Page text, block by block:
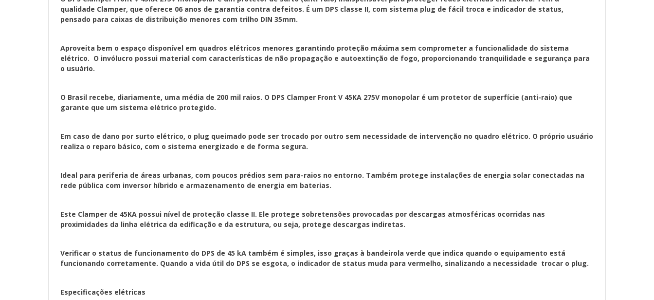
Clamper Front V 45KA 275V monopolar é um protetor de superfície
trocado por outro sem necessidade de intervenção no quadro
elétrico. O próprio usuário realiza o reparo básico, com o sistema
Ideal para periferia de áreas urbanas, com poucos prédios sem
para-raios no entorno. Também protege instalações de energia
seja, protege descargas indiretas.
equipamento está funcionando corretamente. Quando a vida útil do
DPS se esgota, o indicador de status muda para vermelho,
Especificações elétricas
Garantia: 06 anos contra defeitos
qualidade Clamper, que oferece 06 anos de garantia contra defeitos. É um DPS classe II, com sistema plug de fácil troca e indicador de status,
pensado para caixas de distribuição menores com trilho DIN 35mm.
Aproveita bem o espaço disponível em quadros elétricos menores garantindo proteção máxima sem comprometer a funcionalidade do sistema
elétrico. O invólucro possui material com características de não propagação e autoextinção de fogo, proporcionando tranquilidade e segurança para
o usuário.
O Brasil recebe, diariamente, uma média de 200 mil raios. O DPS Clamper Front V 45KA 275V monopolar é um protetor de superfície (anti-raio) que
garante que um sistema elétrico protegido.
Em caso de dano por surto elétrico, o plug queimado pode ser trocado por outro sem necessidade de intervenção no quadro elétrico. O próprio usuário
realiza o reparo básico, com o sistema energizado e de forma segura.
Ideal para periferia de áreas urbanas, com poucos prédios sem para-raios no entorno. Também protege instalações de energia solar conectadas na
rede pública com inversor híbrido e armazenamento de energia em baterias.
Este Clamper de 45KA possui nível de proteção classe II. Ele protege sobretensões provocadas por descargas atmosféricas ocorridas nas
proximidades da linha elétrica da edificação e da estrutura, ou seja, protege descargas indiretas.
Verificar o status de funcionamento do DPS de 45 kA também é simples, isso graças à bandeirola verde que indica quando o equipamento está
funcionando corretamente. Quando a vida útil do DPS se esgota, o indicador de status muda para vermelho, sinalizando a necessidade trocar o plug.
Especificações elétricas